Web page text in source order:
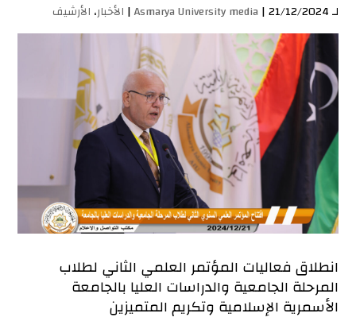
لـ Asmarya University media | 21/12/2024 | الأخبار، الأرشيف
انطلاق فعاليات المؤتمر العلمي الثاني لطلاب
المرحلة الجامعية والدراسات العليا بالجامعة
الأسمرية الإسلامية وتكريم المتميزين